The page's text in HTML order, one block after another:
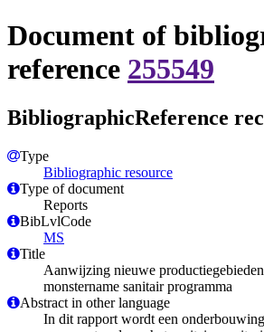
Document of
reference 255549
BibliographicReference
Type
Bibliographic resource
Type of document
Reports
BibLvlCode
MS
Title
Aanwijzing nieuwe
monstername sanitair programma
Abstract in other language
In dit rapport wordt een